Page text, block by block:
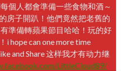
個人都會準備一些食物和酒～
房子開趴！他們竟然把老舊的
準備轉蘋果節目哈哈！玩的好
i hope can one more time
and Share 这样我才有动力继
LittleCloud89/